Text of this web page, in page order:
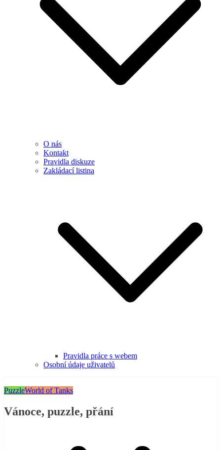
O nás
Kontakt
Pravidla diskuze
Zakládací listina
Pravidla práce s webem
Osobní údaje uživatelů
PuzzleWorld of Tanks
Vánoce, puzzle, přání